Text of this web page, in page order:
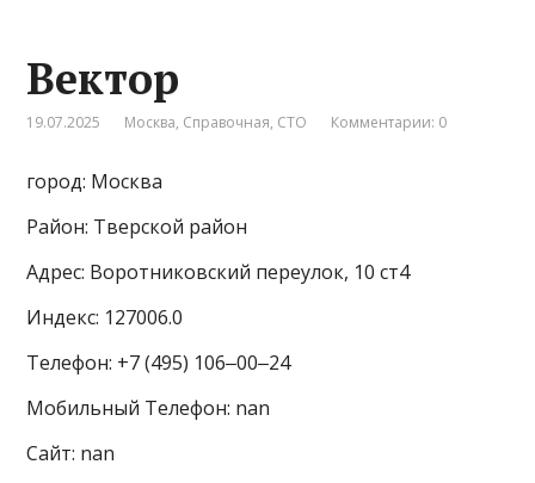
Вектор
19.07.2025 Москва, Справочная, СТО Комментарии: 0
город: Москва
Район: Тверской район
Адрес: Воротниковский переулок, 10 ст4
Индекс: 127006.0
Телефон: +7 (495) 106‒00‒24
Мобильный Телефон: nan
Сайт: nan